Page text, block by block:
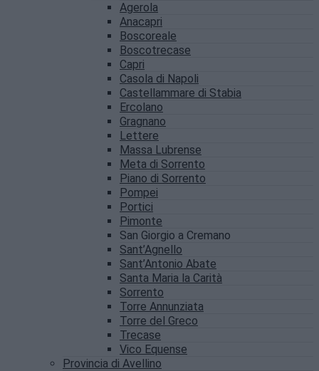
Agerola
Anacapri
Boscoreale
Boscotrecase
Capri
Casola di Napoli
Castellammare di Stabia
Ercolano
Gragnano
Lettere
Massa Lubrense
Meta di Sorrento
Piano di Sorrento
Pompei
Portici
Pimonte
San Giorgio a Cremano
Sant’Agnello
Sant’Antonio Abate
Santa Maria la Carità
Sorrento
Torre Annunziata
Torre del Greco
Trecase
Vico Equense
Provincia di Avellino